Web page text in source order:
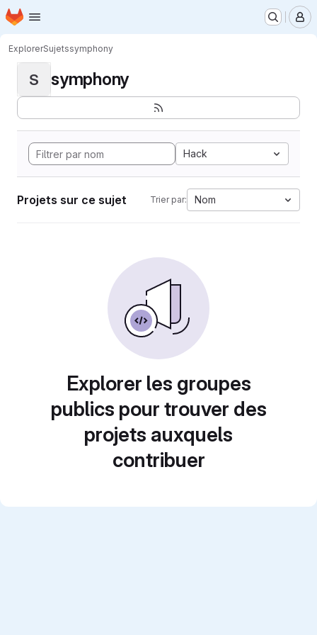
Passer au contenu principal
Page d'accueil
ExplorerSujetssymphony
S symphony
Hack
Projets sur ce sujet Trier par: Nom
Explorer les groupes
publics pour trouver des
projets auxquels
contribuer